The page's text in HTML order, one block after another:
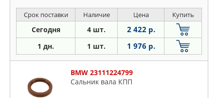
Срок поставки Наличие Цена Купить
Сегодня 4 шт. 2 422 р.
1 дн. 1 шт. 1 976 р.
BMW 23111224799
Сальник вала КПП